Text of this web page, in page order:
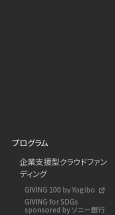
プログラム
企業支援型クラウドファン
ディング
GIVING 100 by Yogibo
GIVING for SDGs
sponsored by ソニー銀行